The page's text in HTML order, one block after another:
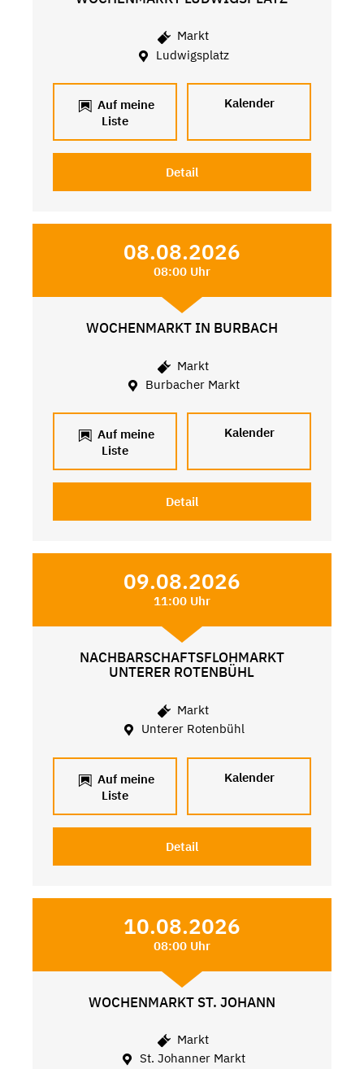
Markt
Ludwigsplatz
Auf meine
Liste
Kalender
Detail
08.08.2026
08:00 Uhr
WOCHENMARKT IN BURBACH
Markt
Burbacher Markt
Auf meine
Liste
Kalender
Detail
09.08.2026
11:00 Uhr
NACHBARSCHAFTSFLOHMARKT
UNTERER ROTENBÜHL
Markt
Unterer Rotenbühl
Auf meine
Liste
Kalender
Detail
10.08.2026
08:00 Uhr
WOCHENMARKT ST. JOHANN
Markt
St. Johanner Markt